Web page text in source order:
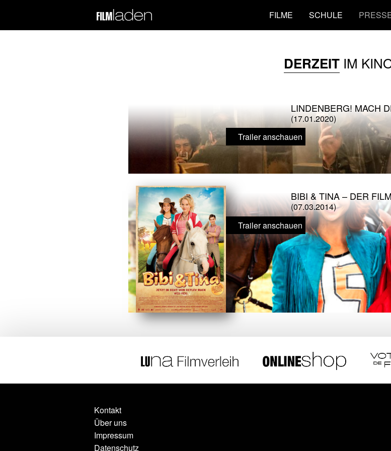
FILME SCHULE
DERZEITIM
LINDENBERG! MACH
(17.01.2020)
Trailer anschauen
BIBI & TINA – DER FILM
(07.03.2014)
Trailer anschauen
Kontakt
Über uns
Impressum
Datenschutz